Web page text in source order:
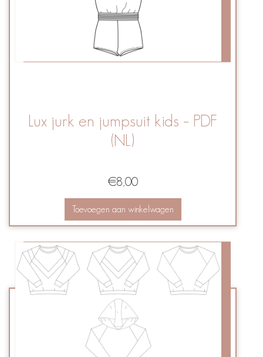
Lux jurk en jumpsuit kids – PDF
(NL)
€8,00
Toevoegen aan winkelwagen